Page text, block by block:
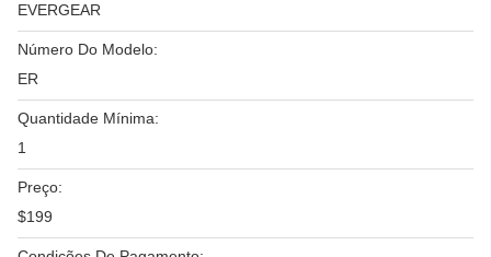
EVERGEAR
Número Do Modelo:
ER
Quantidade Mínima:
1
Preço:
$199